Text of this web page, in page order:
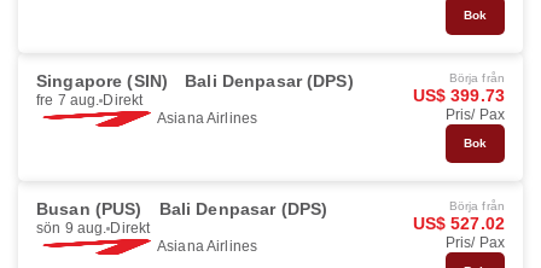
Bok
Singapore (SIN) Bali Denpasar (DPS)
fre 7 aug. Direkt
Asiana Airlines
Börja från
US$ 399.73
Pris/ Pax
Bok
Busan (PUS) Bali Denpasar (DPS)
sön 9 aug. Direkt
Asiana Airlines
Börja från
US$ 527.02
Pris/ Pax